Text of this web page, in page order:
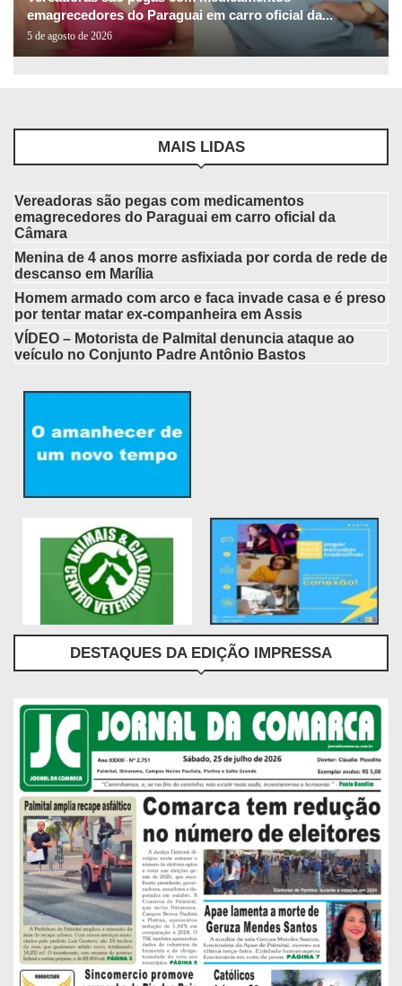
emagrecedores do Paraguai em carro oficial da...
5 de agosto de 2026
MAIS LIDAS
Vereadoras são pegas com medicamentos
emagrecedores do Paraguai em carro oficial da
Câmara
Menina de 4 anos morre asfixiada por corda de rede de
descanso em Marília
Homem armado com arco e faca invade casa e é preso
por tentar matar ex-companheira em Assis
VÍDEO – Motorista de Palmital denuncia ataque ao
veículo no Conjunto Padre Antônio Bastos
DESTAQUES DA EDIÇÃO IMPRESSA